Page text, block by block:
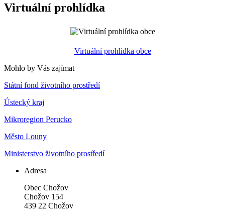
Virtuální prohlídka
Virtuální prohlídka obce
Mohlo by Vás zajímat
Státní fond životního prostředí
Ústecký kraj
Mikroregion Perucko
Město Louny
Ministerstvo životního prostředí
Adresa
Obec Chožov
Chožov 154
439 22 Chožov